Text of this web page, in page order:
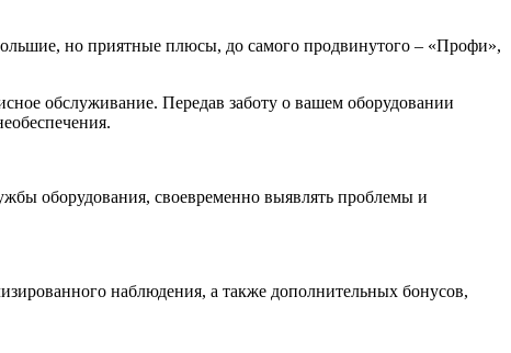
но приятные плюсы, до самого продвинутого – «Профи»,
обслуживание. Передав заботу о вашем оборудовании
оборудования, своевременно выявлять проблемы и
наблюдения, а также дополнительных бонусов,